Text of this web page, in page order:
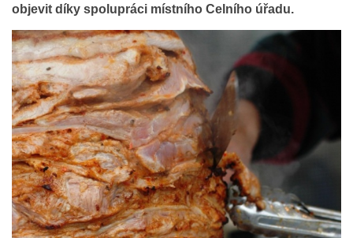
objevit díky spolupráci místního Celního úřadu.